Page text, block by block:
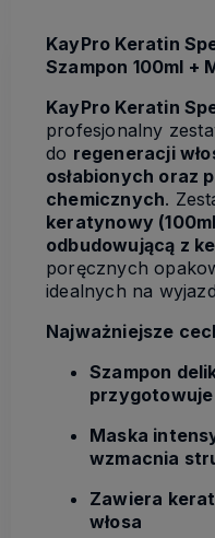
KayPro Keratin
Szampon 100ml +
KayPro Keratin
profesjonalny
do regeneracji
osłabionych oraz
chemicznych.
keratynowy
odbudowującą z
poręcznych
idealnych na
Najważniejsze
Szampon
przygotowuje
Maska
wzmacnia
Zawiera
włosa